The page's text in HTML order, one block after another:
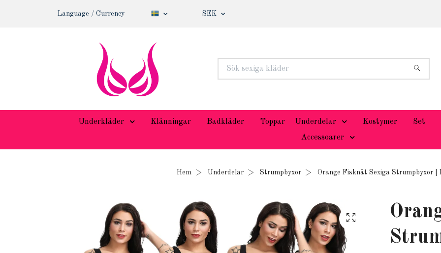
Language / Currency SEK
Underkläder Klänningar Badkläder Toppar Underdelar Kostymer Set
Accessoarer
Hem Underdelar Strumpbyxor Orange Fisknät Sexiga Strumpbyxor |